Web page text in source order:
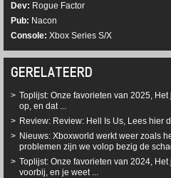
Dev
Rogue Factor
Pub
Nacon
Console Xbox Series S/X
GERELATEERD
Toplijst: Onze favorieten van 2025,
op, en dat ...
Review: Review: Hell Is Us, Lees hier
Nieuws: Xboxworld werkt weer zoals
problemen zijn we volop bezig de
Toplijst: Onze favorieten van 2024,
voorbij, en je weet ...